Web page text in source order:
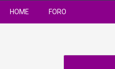
HOME FORO